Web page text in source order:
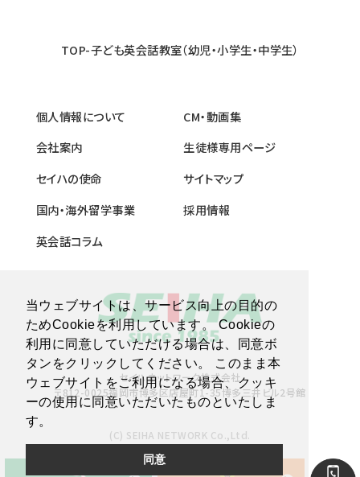
当ウェブサイトは、サービス向上の目的の
ためCookieを利用しています。 Cookieの
利用に同意していただける場合は、同意ボ
タンをクリックしてください。 このまま本
ウェブサイトをご利用になる場合、クッキ
ーの使用に同意いただいたものといたしま
す。
同意
TOP-子ども英会話教室（幼児・小学生・中学生）
個人情報について
会社案内
セイハの使命
国内・海外留学事業
英会話コラム
CM・動画集
生徒様専用ページ
サイトマップ
採用情報
セイハネットワーク株式会社
〒812-0025福岡市博多区店屋町1-35博多三井ビル2号館
(C) SEIHA NETWORK Co.,Ltd.